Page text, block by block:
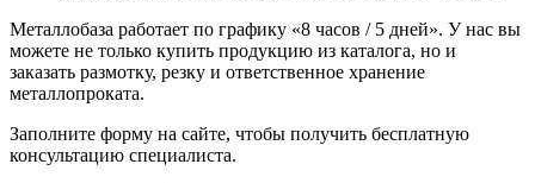
Металлобаза работает по графику «8 часов / 5 дней». У нас вы
можете не только купить продукцию из каталога, но и
заказать размотку, резку и ответственное хранение
металлопроката.
Заполните форму на сайте, чтобы получить бесплатную
консультацию специалиста.